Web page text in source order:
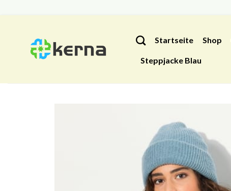
Startseite Shop
Steppjacke Blau